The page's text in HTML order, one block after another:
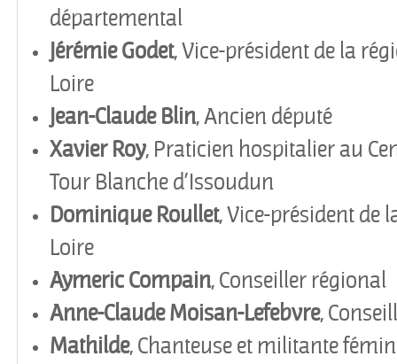
départemental
Jérémie Godet, Vice-président de la
Loire
Jean-Claude Blin, Ancien député
Xavier Roy, Praticien hospitalier au
Tour Blanche d’Issoudun
Dominique Roullet, Vice-président de
Loire
Aymeric Compain, Conseiller régional
Anne-Claude Moisan-Lefebvre,
Mathilde, Chanteuse et militante